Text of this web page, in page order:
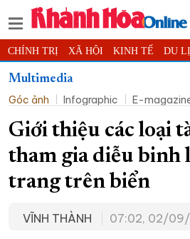
CHÍNH TRỊ XÃ HỘI KINH TẾ DU
THỂ THAO ĐỜI SỐNG
KHOA HỌC - CÔNG NGHỆ PHÁP LUẬT
THẾ GIỚI MULTIMEDIA VIDEO
PODCAST THÔNG TIN - QUẢNG CÁO
QUY HOẠCH TỈNH KHÁNH HÒA
CHUNG TAY CẢI CÁCH HÀNH CHÍNH
Multimedia
Góc ảnh
Infographic E-
Giới thiệu các loại
tham gia diễu binh
trang trên biển
VĨNH THÀNH 07:02, 02/